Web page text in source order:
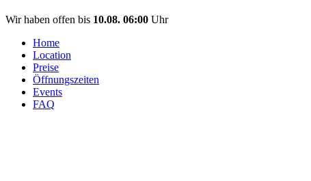
Wir haben offen bis 10.08. 06:00 Uhr
Home
Location
Preise
Öffnungszeiten
Events
FAQ